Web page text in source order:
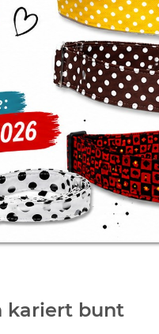
kariert bunt